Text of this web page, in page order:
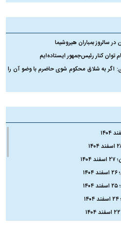
سالروز بمباران هیروشیما
توان کنار رئیس‌جمهور ایستاده‌ایم
اگر به شلاق محکوم شوی حاضرم با وضو آن را